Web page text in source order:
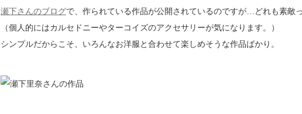
瀬下さんのブログで、作られている作品が公開されているのですが…どれも素敵
（個人的にはカルセドニーやターコイズのアクセサリーが気になります。）
シンプルだからこそ、いろんなお洋服と合わせて楽しめそうな作品ばかり。